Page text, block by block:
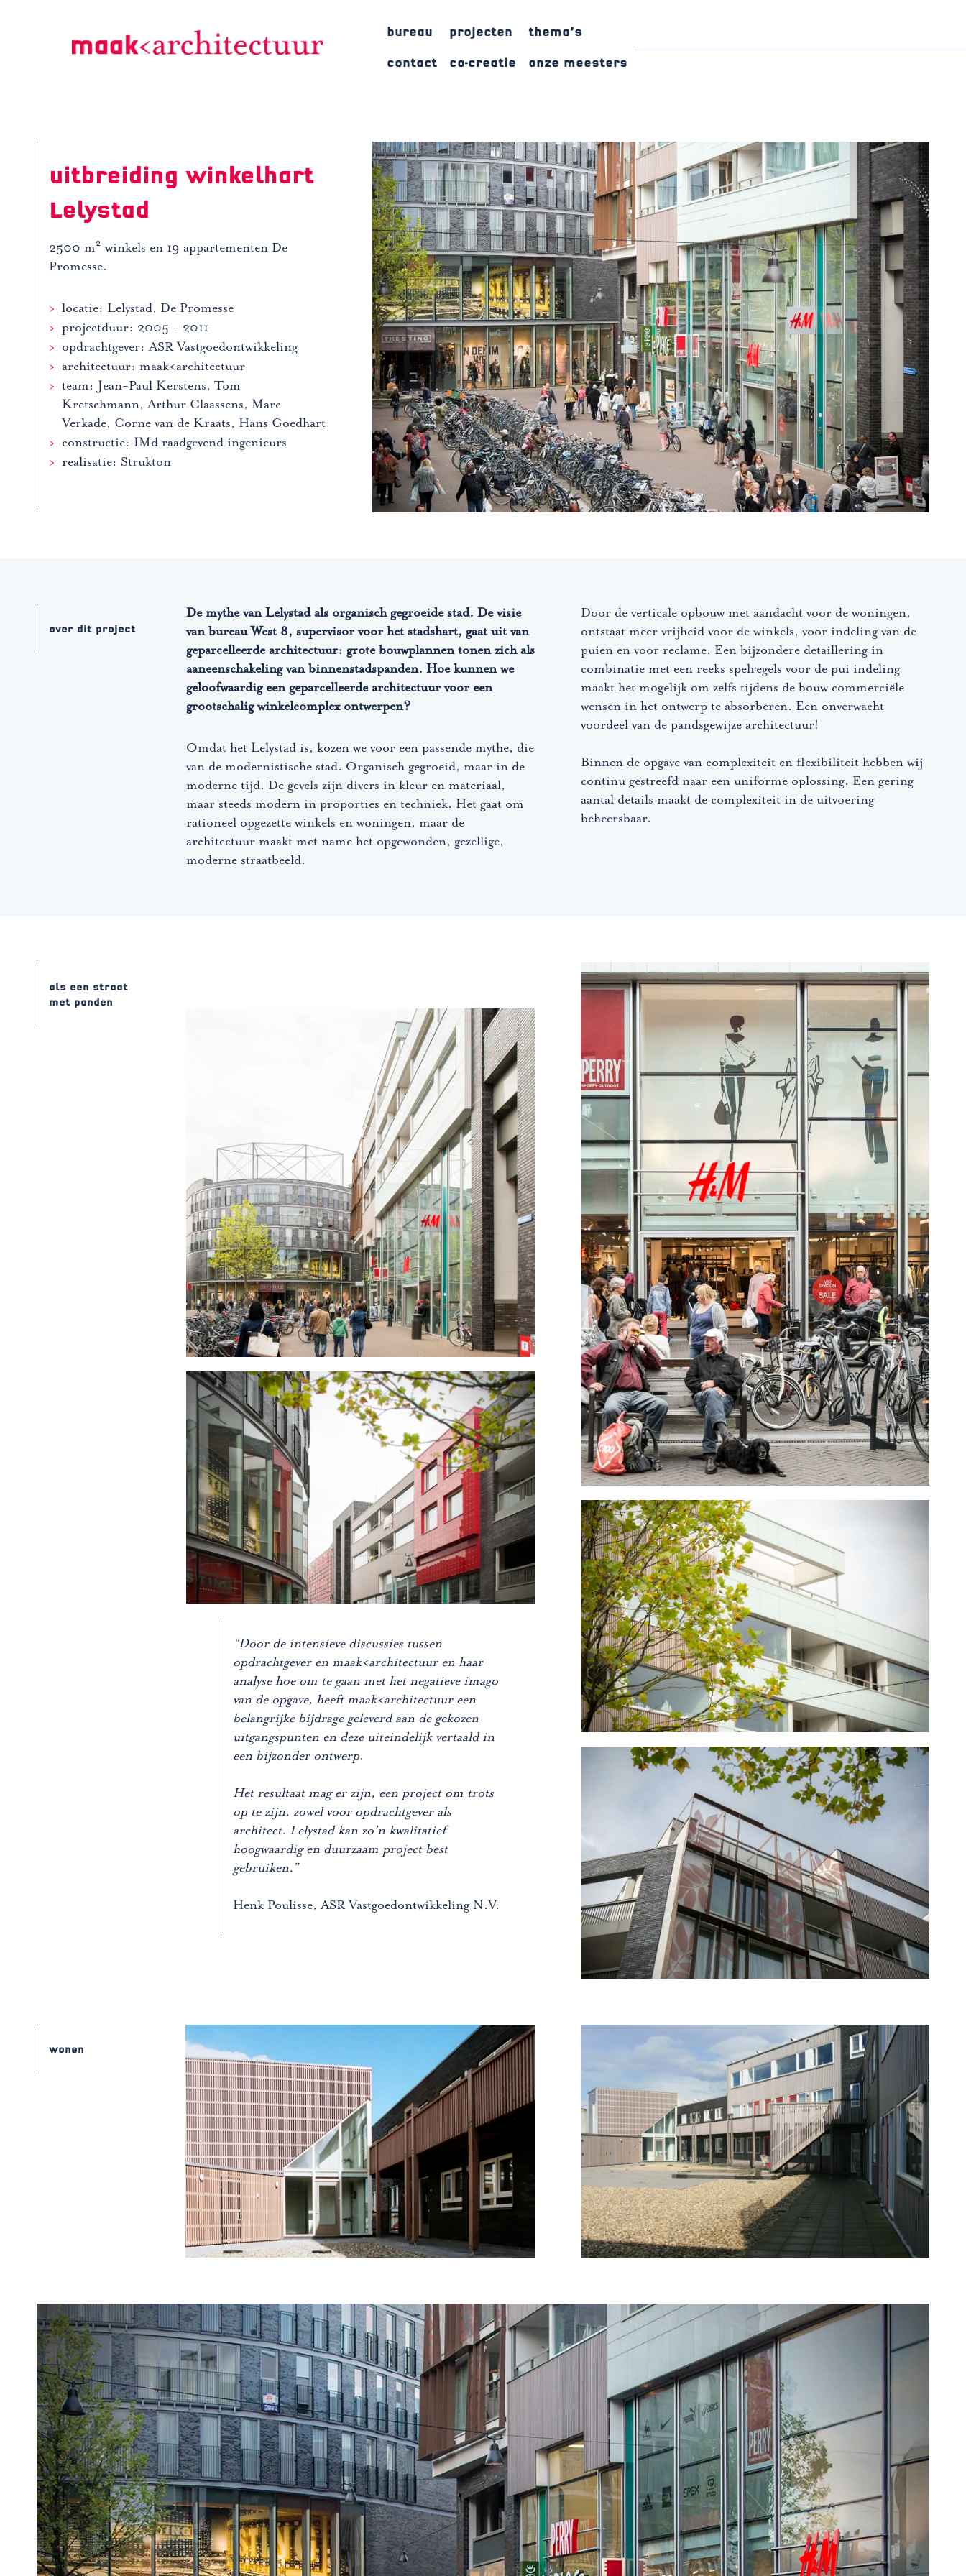
bureau
contact
projecten
co-creatie
thema’s
onze meesters
uitbreiding winkelhart
Lelystad
2500 m² winkels en 19 appartementen De
Promesse.
locatie: Lelystad, De Promesse
projectduur: 2005 - 2011
opdrachtgever: ASR Vastgoedontwikkeling
architectuur: maak<architectuur
team: Jean-Paul Kerstens, Tom
Kretschmann, Arthur Claassens, Marc
Verkade, Corne van de Kraats, Hans Goedhart
constructie: IMd raadgevend ingenieurs
realisatie: Strukton
over dit project
De mythe van Lelystad als organisch gegroeide stad. De visie
van bureau West 8, supervisor voor het stadshart, gaat uit van
geparcelleerde architectuur: grote bouwplannen tonen zich als
aaneenschakeling van binnenstadspanden. Hoe kunnen we
geloofwaardig een geparcelleerde architectuur voor een
grootschalig winkelcomplex ontwerpen?
Omdat het Lelystad is, kozen we voor een passende mythe, die
van de modernistische stad. Organisch gegroeid, maar in de
moderne tijd. De gevels zijn divers in kleur en materiaal,
maar steeds modern in proporties en techniek. Het gaat om
rationeel opgezette winkels en woningen, maar de
architectuur maakt met name het opgewonden, gezellige,
moderne straatbeeld.
Door de verticale opbouw met aandacht voor de woningen,
ontstaat meer vrijheid voor de winkels, voor indeling van de
puien en voor reclame. Een bijzondere detaillering in
combinatie met een reeks spelregels voor de pui indeling
maakt het mogelijk om zelfs tijdens de bouw commerciële
wensen in het ontwerp te absorberen. Een onverwacht
voordeel van de pandsgewijze architectuur!
Binnen de opgave van complexiteit en flexibiliteit hebben wij
continu gestreefd naar een uniforme oplossing. Een gering
aantal details maakt de complexiteit in de uitvoering
beheersbaar.
als een straat
met panden
“Door de intensieve discussies tussen
opdrachtgever en maak<architectuur en haar
analyse hoe om te gaan met het negatieve imago
van de opgave, heeft maak<architectuur een
belangrijke bijdrage geleverd aan de gekozen
uitgangspunten en deze uiteindelijk vertaald in
een bijzonder ontwerp.
Het resultaat mag er zijn, een project om trots
op te zijn, zowel voor opdrachtgever als
architect. Lelystad kan zo’n kwalitatief
hoogwaardig en duurzaam project best
gebruiken.”
Henk Poulisse, ASR Vastgoedontwikkeling N.V.
wonen